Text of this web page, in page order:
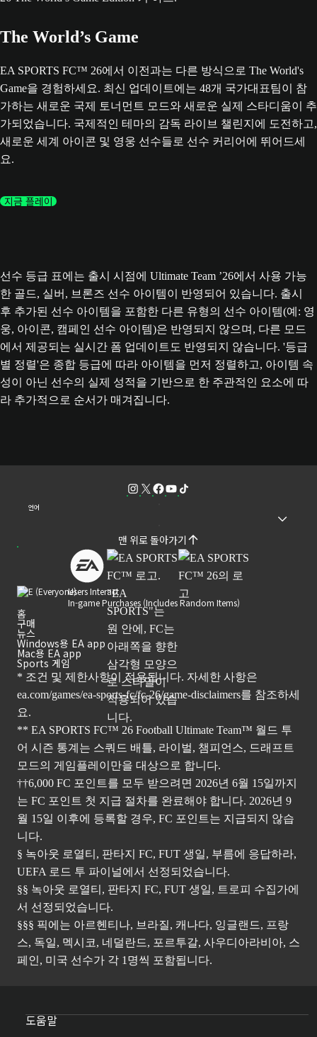
The World’s Game
EA SPORTS FC™ 26에서 이전과는 다른 방식으로 The World's
Game을 경험하세요. 최신 업데이트에는 48개 국가대표팀이 참
가하는 새로운 국제 토너먼트 모드와 새로운 실제 스타디움이 추
가되었습니다. 국제적인 테마의 감독 라이브 챌린지에 도전하고,
새로운 세계 아이콘 및 영웅 선수들로 선수 커리어에 뛰어드세
요.
지금 플레이
선수 등급 표에는 출시 시점에 Ultimate Team ’26에서 사용 가능
한 골드, 실버, 브론즈 선수 아이템이 반영되어 있습니다. 출시
후 추가된 선수 아이템을 포함한 다른 유형의 선수 아이템(예: 영
웅, 아이콘, 캠페인 선수 아이템)은 반영되지 않으며, 다른 모드
에서 제공되는 실시간 폼 업데이트도 반영되지 않습니다. '등급
별 정렬'은 종합 등급에 따라 아이템을 먼저 정렬하고, 아이템 속
성이 아닌 선수의 실제 성적을 기반으로 한 주관적인 요소에 따
라 추가적으로 순서가 매겨집니다.
언어
맨 위로 돌아가기
Users Interact
In-game Purchases (Includes Random Items)
홈
구매
뉴스
Windows용 EA app
Mac용 EA app
Sports 게임
* 조건 및 제한사항이 적용됩니다. 자세한 사항은
ea.com/games/ea-sports-fc/fc-26/game-disclaimers를 참조하세
요.
** EA SPORTS FC™ 26 Football Ultimate Team™ 월드 투
어 시즌 통계는 스쿼드 배틀, 라이벌, 챔피언스, 드래프트
모드의 게임플레이만을 대상으로 합니다.
††6,000 FC 포인트를 모두 받으려면 2026년 6월 15일까지
는 FC 포인트 첫 지급 절차를 완료해야 합니다. 2026년 9
월 15일 이후에 등록할 경우, FC 포인트는 지급되지 않습
니다.
§ 녹아웃 로열티, 판타지 FC, FUT 생일, 부름에 응답하라,
UEFA 로드 투 파이널에서 선정되었습니다.
§§ 녹아웃 로열티, 판타지 FC, FUT 생일, 트로피 수집가에
서 선정되었습니다.
§§§ 픽에는 아르헨티나, 브라질, 캐나다, 잉글랜드, 프랑
스, 독일, 멕시코, 네덜란드, 포르투갈, 사우디아라비아, 스
페인, 미국 선수가 각 1명씩 포함됩니다.
도움말